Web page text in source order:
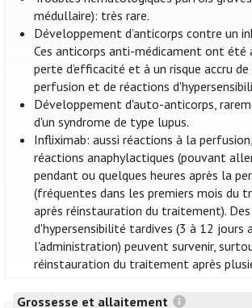
médullaire): très rare.
Développement d’anticorps contre un
Ces anticorps anti-médicament ont été
perte d’efficacité et à un risque accru
perfusion et de réactions
Développement d'auto-anticorps,
d'un syndrome de type lupus.
Infliximab: aussi réactions à la
réactions anaphylactiques (pouvant
pendant ou quelques heures après la
(fréquentes dans les premiers mois du
après réinstauration du traitement).
d'hypersensibilité tardives (3 à 12 jours
l'administration) peuvent survenir,
réinstauration du traitement après
Grossesse et allaitement